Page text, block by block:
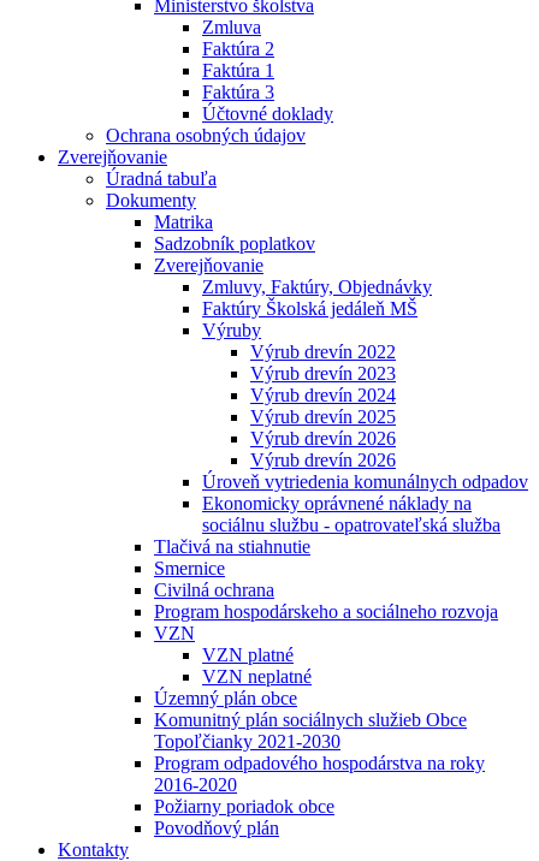
Ministerstvo školstva
Zmluva
Faktúra 2
Faktúra 1
Faktúra 3
Účtovné doklady
Ochrana osobných údajov
Zverejňovanie
Úradná tabuľa
Dokumenty
Matrika
Sadzobník poplatkov
Zverejňovanie
Zmluvy, Faktúry, Objednávky
Faktúry Školská jedáleň MŠ
Výruby
Výrub drevín 2022
Výrub drevín 2023
Výrub drevín 2024
Výrub drevín 2025
Výrub drevín 2026
Výrub drevín 2026
Úroveň vytriedenia komunálnych odpadov
Ekonomicky oprávnené náklady na
sociálnu službu - opatrovateľská služba
Tlačivá na stiahnutie
Smernice
Civilná ochrana
Program hospodárskeho a sociálneho rozvoja
VZN
VZN platné
VZN neplatné
Územný plán obce
Komunitný plán sociálnych služieb Obce
Topoľčianky 2021-2030
Program odpadového hospodárstva na roky
2016-2020
Požiarny poriadok obce
Povodňový plán
Kontakty